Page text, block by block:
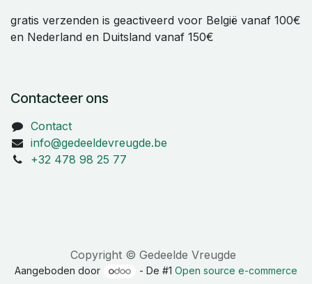
gratis verzenden is geactiveerd voor België vanaf 100€
en Nederland en Duitsland vanaf 150€
Contacteer ons
Contact
info@gedeeldevreugde.be
+32 478 98 25 77
Copyright © Gedeelde Vreugde
Aangeboden door - De #1Open source e-commerce